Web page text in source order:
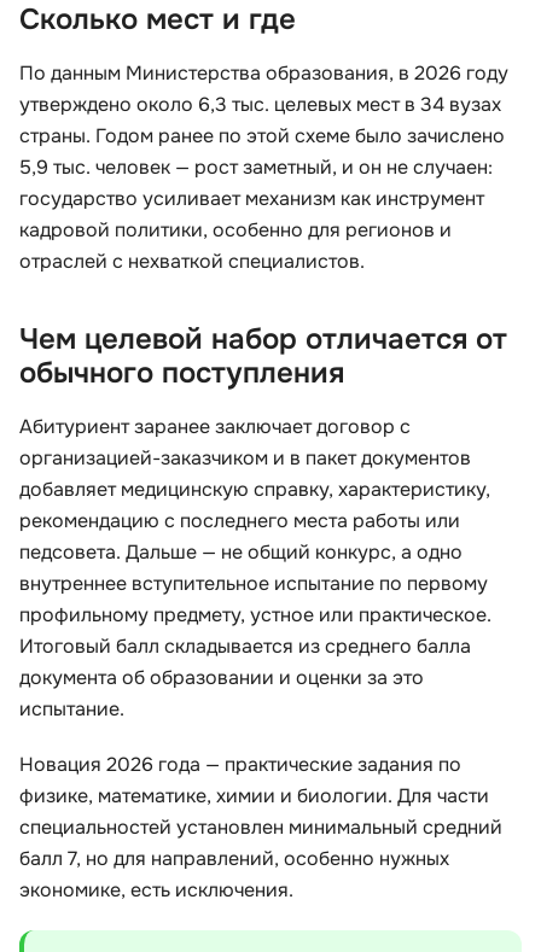
Сколько мест и где
По данным Министерства образования, в 2026 году
утверждено около 6,3 тыс. целевых мест в 34 вузах
страны. Годом ранее по этой схеме было зачислено
5,9 тыс. человек — рост заметный, и он не случаен:
государство усиливает механизм как инструмент
кадровой политики, особенно для регионов и
отраслей с нехваткой специалистов.
Чем целевой набор отличается от
обычного поступления
Абитуриент заранее заключает договор с
организацией-заказчиком и в пакет документов
добавляет медицинскую справку, характеристику,
рекомендацию с последнего места работы или
педсовета. Дальше — не общий конкурс, а одно
внутреннее вступительное испытание по первому
профильному предмету, устное или практическое.
Итоговый балл складывается из среднего балла
документа об образовании и оценки за это
испытание.
Новация 2026 года — практические задания по
физике, математике, химии и биологии. Для части
специальностей установлен минимальный средний
балл 7, но для направлений, особенно нужных
экономике, есть исключения.